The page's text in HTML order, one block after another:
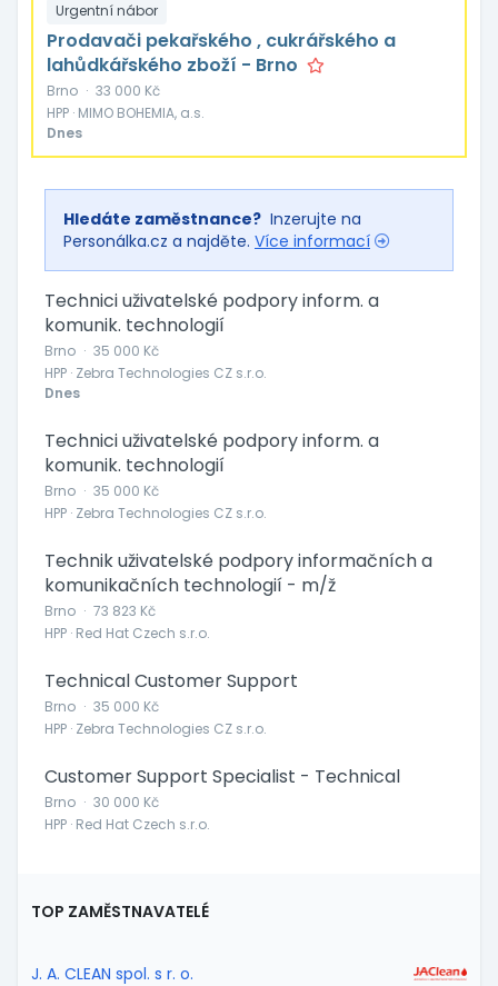
Urgentní nábor
Prodavači pekařského , cukrářského a
lahůdkářského zboží - Brno
Brno · 33 000 Kč
HPP · MIMO BOHEMIA, a.s.
Dnes
Hledáte zaměstnance? Inzerujte na
Personálka.cz a najděte. Více informací
Technici uživatelské podpory inform. a
komunik. technologií
Brno · 35 000 Kč
HPP · Zebra Technologies CZ s.r.o.
Dnes
Technici uživatelské podpory inform. a
komunik. technologií
Brno · 35 000 Kč
HPP · Zebra Technologies CZ s.r.o.
Technik uživatelské podpory informačních a
komunikačních technologií - m/ž
Brno · 73 823 Kč
HPP · Red Hat Czech s.r.o.
Technical Customer Support
Brno · 35 000 Kč
HPP · Zebra Technologies CZ s.r.o.
Customer Support Specialist - Technical
Brno · 30 000 Kč
HPP · Red Hat Czech s.r.o.
TOP ZAMĚSTNAVATELÉ
J. A. CLEAN spol. s r. o.